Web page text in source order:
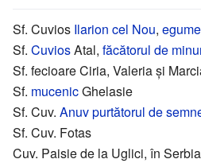
Sf. Cuvios Ilarion cel Nou,
Sf. CuviosAtal, făcătorul de
Sf. fecioare Ciria, Valeria și
Sf. mucenicGhelasie
Sf. Cuv. Anuv purtătorul de
Sf. Cuv. Fotas
Cuv. Paisie de la Uglici, în